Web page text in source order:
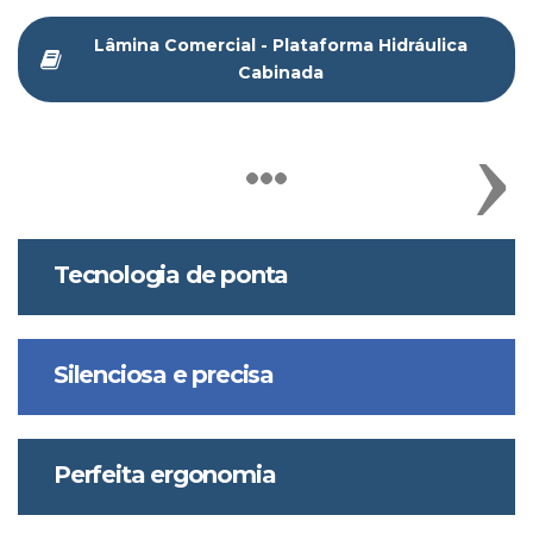
Lâmina Comercial - Plataforma Hidráulica
Cabinada
Tecnologia de ponta
Silenciosa e precisa
Perfeita ergonomia